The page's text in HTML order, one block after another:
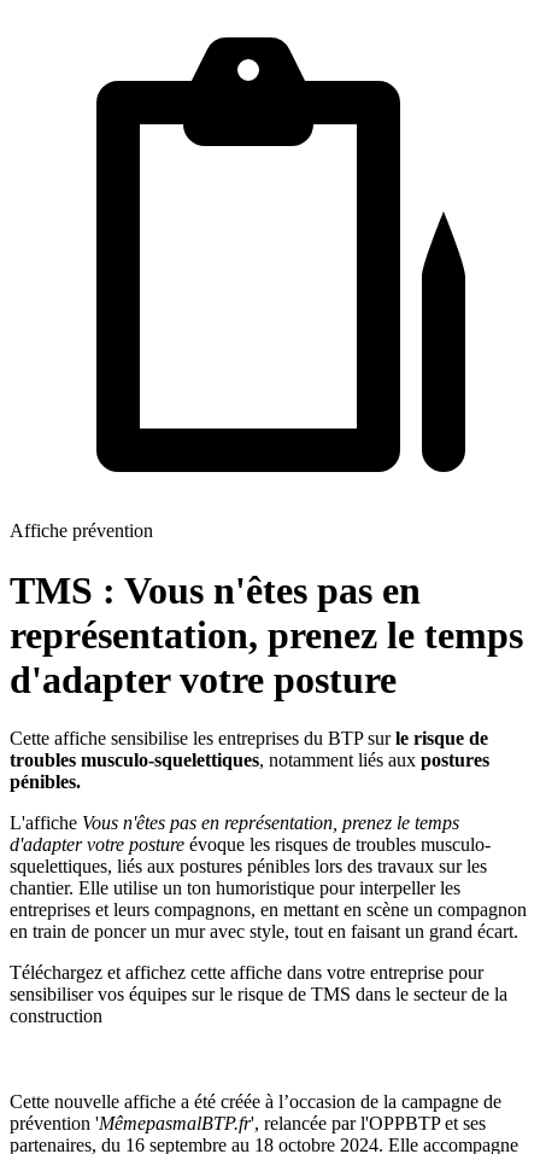
Affiche prévention
TMS : Vous n'êtes pas en
représentation, prenez le temps
d'adapter votre posture
Cette affiche sensibilise les entreprises du BTP surle risque de
troubles musculo-squelettiques, notamment liés aux postures
pénibles.
L'affiche Vous n'êtes pas en représentation, prenez le temps
d'adapter votre posture évoque les risques de troubles musculo-
squelettiques, liés aux postures pénibles lors des travaux sur les
chantier. Elle utilise un ton humoristique pour interpeller les
entreprises et leurs compagnons, en mettant en scène un compagnon
en train de poncer un mur avec style, tout en faisant un grand écart.
Téléchargez et affichez cette affiche dans votre entreprise pour
sensibiliser vos équipes sur le risque de TMS dans le secteur de la
construction
Cette nouvelle affiche a été créée à l’occasion de la campagne de
prévention 'MêmepasmalBTP.fr', relancée par l'OPPBTP et ses
partenaires, du 16 septembre au 18 octobre 2024. Elle accompagne